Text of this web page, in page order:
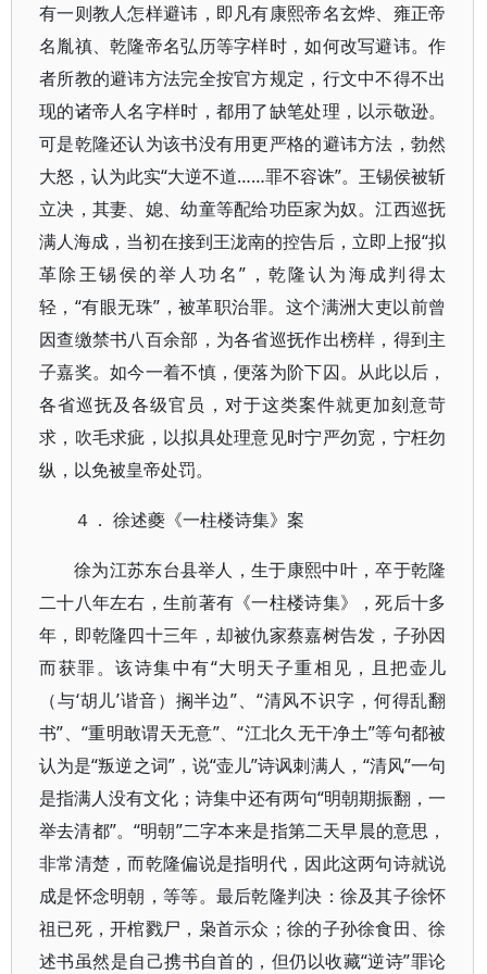
有一则教人怎样避讳，即凡有康熙帝名玄烨、雍正帝
名胤禛、乾隆帝名弘历等字样时，如何改写避讳。作
者所教的避讳方法完全按官方规定，行文中不得不出
现的诸帝人名字样时，都用了缺笔处理，以示敬逊。
可是乾隆还认为该书没有用更严格的避讳方法，勃然
大怒，认为此实“大逆不道……罪不容诛”。王锡侯被斩
立决，其妻、媳、幼童等配给功臣家为奴。江西巡抚
满人海成，当初在接到王泷南的控告后，立即上报“拟
革除王锡侯的举人功名”，乾隆认为海成判得太
轻，“有眼无珠”，被革职治罪。这个满洲大吏以前曾
因查缴禁书八百余部，为各省巡抚作出榜样，得到主
子嘉奖。如今一着不慎，便落为阶下囚。从此以后，
各省巡抚及各级官员，对于这类案件就更加刻意苛
求，吹毛求疵，以拟具处理意见时宁严勿宽，宁枉勿
纵，以免被皇帝处罚。
４． 徐述夔《一柱楼诗集》案
徐为江苏东台县举人，生于康熙中叶，卒于乾隆
二十八年左右，生前著有《一柱楼诗集》，死后十多
年，即乾隆四十三年，却被仇家蔡嘉树告发，子孙因
而获罪。该诗集中有“大明天子重相见，且把壶儿
（与‘胡儿’谐音）搁半边”、“清风不识字，何得乱翻
书”、“重明敢谓天无意”、“江北久无干净土”等句都被
认为是“叛逆之词”，说“壶儿”诗讽刺满人，“清风”一句
是指满人没有文化；诗集中还有两句“明朝期振翻，一
举去清都”。“明朝”二字本来是指第二天早晨的意思，
非常清楚，而乾隆偏说是指明代，因此这两句诗就说
成是怀念明朝，等等。最后乾隆判决：徐及其子徐怀
祖已死，开棺戮尸，枭首示众；徐的子孙徐食田、徐
述书虽然是自己携书自首的，但仍以收藏“逆诗”罪论